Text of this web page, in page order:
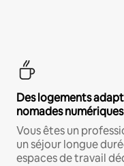
Des logements
nomades numériques
Vous êtes un
un séjour longue
espaces de travail